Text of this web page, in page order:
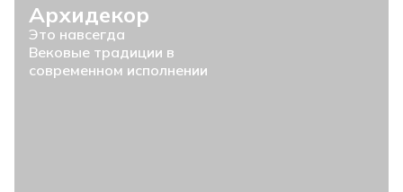
Архидекор
Это навсегда
Вековые традиции в
современном исполнении